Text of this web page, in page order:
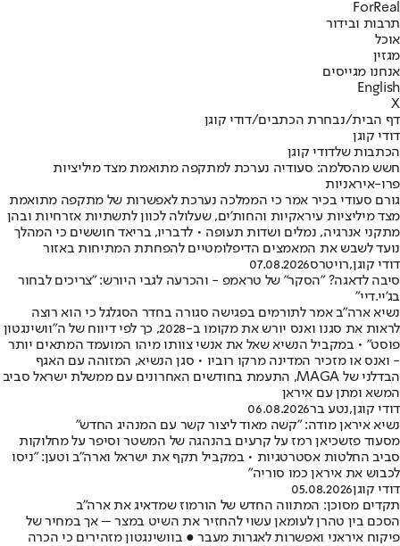
ForReal
תרבות ובידור
אוכל
מגזין
אנחנו מגייסים
English
X
דף הבית/נבחרת הכתבים/דודי קוגן
דודי קוגן
הכתבות שלדודי קוגן
חשש מהסלמה: סעודיה נערכת למתקפה מתואמת מצד מיליציות
פרו-איראניות
גורם סעודי בכיר אמר כי הממלכה נערכת לאפשרות של מתקפה מתואמת
מצד מיליציות עיראקיות והחות'ים, שעלולה לכוון לתשתיות אזרחיות ובהן
מתקני אנרגיה, נמלים ושדות תעופה • לדבריו, בריאד חוששים כי המהלך
נועד לשבש את המאמצים הדיפלומטיים להפחתת המתיחות באזור
דודי קוגן,רויטרס07.08.2026
סיבה לדאגה? "הסקר" של טראמפ - והכרעה לגבי היורש: "צריכים לבחור
בג'יי.דיי"
נשיא ארה״ב אמר לתורמים בפגישה סגורה בחדר הסגלגל כי הוא רוצה
לראות את סגנו ואנס יורש את מקומו ב-2028, כך לפי דיווח של ה״וושינגטון
פוסט״ • במקביל הנשיא שאל את אנשי צוותו מיהו המועמד המתאים יותר
- ואנס או מזכיר המדינה מרקו רוביו • סגן הנשיא, המזוהה עם האגף
הבדלני של MAGA, התעמת בחודשים האחרונים עם ממשלת ישראל סביב
המשא ומתן עם איראן
דודי קוגן,נטע בר06.08.2026
נשיא איראן מודה: ״קשה מאוד ליצור קשר עם המנהיג החדש״
מסעוד פזשכיאן רמז על קרעים בהנהגה של המשטר וסיפר על מחלוקות
סביב החלטות אסטרטגיות • במקביל תקף את ישראל וארה"ב וטען: "ניסו
לכבוש את איראן כמו סוריה"
דודי קוגן05.08.2026
תקדים מסוכן: המתווה החדש של הורמוז שמדאיג את ארה"ב
הסכם בין טהרן לעומאן עשוי להחזיר את השיט במצר – אך במחיר של
פיקוח איראני ואפשרות לאגרות מעבר ● בוושינגטון מזהירים כי הכרה